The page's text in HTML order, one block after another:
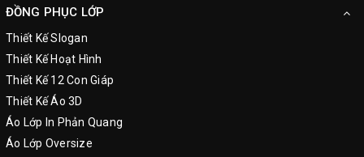
ĐỒNG PHỤC LỚP
Thiết Kế Slogan
Thiết Kế Hoạt Hình
Thiết Kế 12 Con Giáp
Thiết Kế Áo 3D
Áo Lớp In Phản Quang
Áo Lớp Oversize